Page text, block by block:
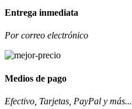
Entrega inmediata
Por correo electrónico
Medios de pago
Efectivo, Tarjetas, PayPal y más...